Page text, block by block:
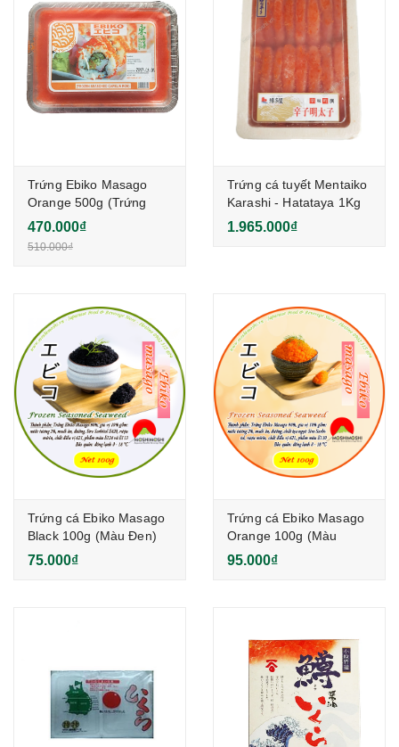
Trứng Ebiko Masago
Orange 500g (Trứng
Tôm Màu Cam - China)
470.000₫
510.000₫
Trứng cá tuyết Mentaiko
Karashi - Hatataya 1Kg
1.965.000₫
Trứng cá Ebiko Masago
Black 100g (Màu Đen)
75.000₫
Trứng cá Ebiko Masago
Orange 100g (Màu
Cam)
95.000₫